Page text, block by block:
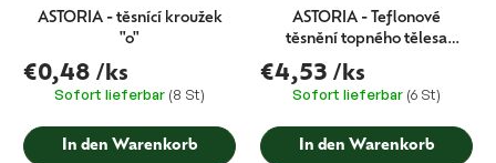
ASTORIA - těsnící kroužek
"o"
€0,48 /ks
Sofort lieferbar (8 St)
In den Warenkorb
ASTORIA - Teflonové
těsnění topného tělesa
boileru 58x43x2
€4,53 /ks
Sofort lieferbar (6 St)
In den Warenkorb